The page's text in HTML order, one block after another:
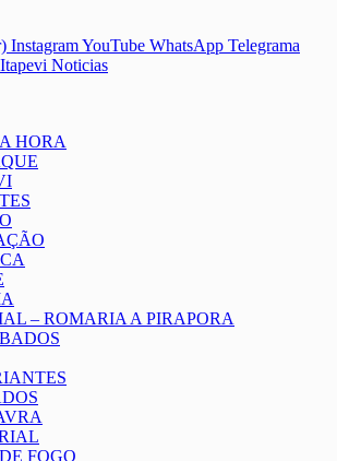
InstagramYouTube WhatsApp Telegrama
HORA
– ROMARIA A PIRAPORA
FOGO